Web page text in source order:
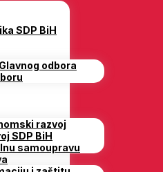
SDP BiH
odbora
razvoj
SDP BiH
samoupravu